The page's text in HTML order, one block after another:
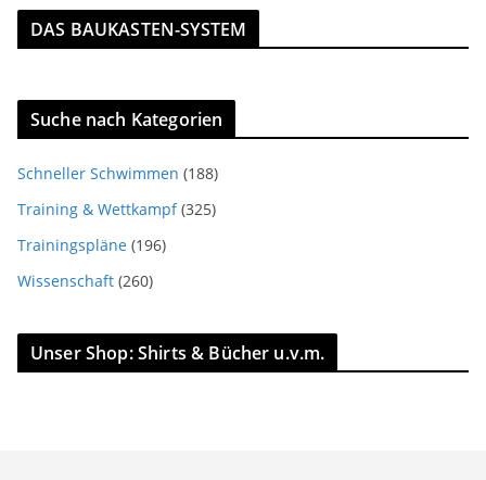
DAS BAUKASTEN-SYSTEM
Suche nach Kategorien
Schneller Schwimmen (188)
Training & Wettkampf(325)
Trainingspläne (196)
Wissenschaft (260)
Unser Shop: Shirts & Bücher u.v.m.